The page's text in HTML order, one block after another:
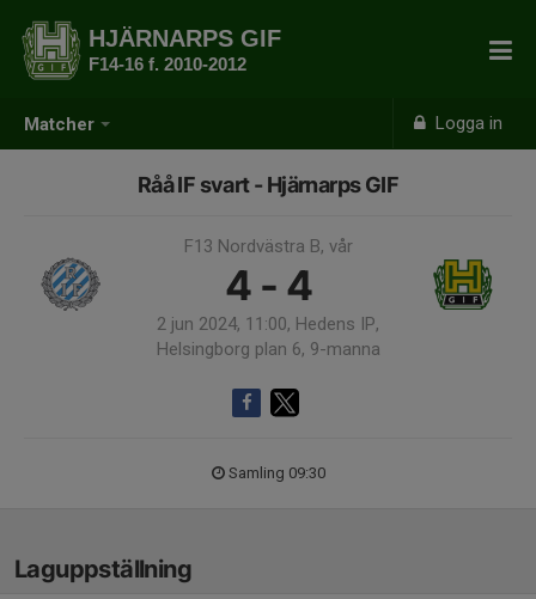
Matcher Logga in
HJÄRNARPS GIF
F14-16 f. 2010-2012
Råå IF svart - Hjärnarps GIF
F13 Nordvästra B, vår
4 - 4
2 jun 2024, 11:00, Hedens IP,
Helsingborg plan 6, 9-manna
Samling 09:30
Laguppställning